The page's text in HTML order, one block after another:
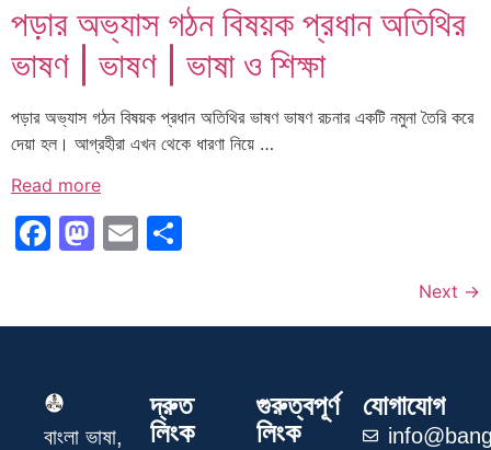
পড়ার অভ্যাস গঠন বিষয়ক প্রধান অতিথির
ভাষণ | ভাষণ | ভাষা ও শিক্ষা
পড়ার অভ্যাস গঠন বিষয়ক প্রধান অতিথির ভাষণ ভাষণ রচনার একটি নমুনা তৈরি করে
দেয়া হল। আগ্রহীরা এখন থেকে ধারণা নিয়ে …
Read more
Facebook
Mastodon
Email
Next →
বাংলা ভাষা,
দ্রুত
লিংক
গুরুত্বপূর্ণ
লিংক
যোগাযোগ